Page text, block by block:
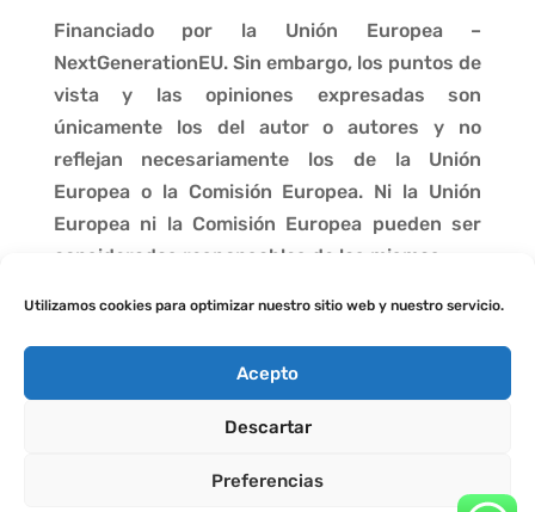
Utilizamos cookies para optimizar nuestro sitio web y nuestro servicio.
Acepto
Descartar
Preferencias
Financiado por la Unión Europea –
NextGenerationEU. Sin embargo, los puntos de
vista y las opiniones expresadas son
únicamente los del autor o autores y no
reflejan necesariamente los de la Unión
Europea o la Comisión Europea. Ni la Unión
Europea ni la Comisión Europea pueden ser
consideradas responsables de las mismas.